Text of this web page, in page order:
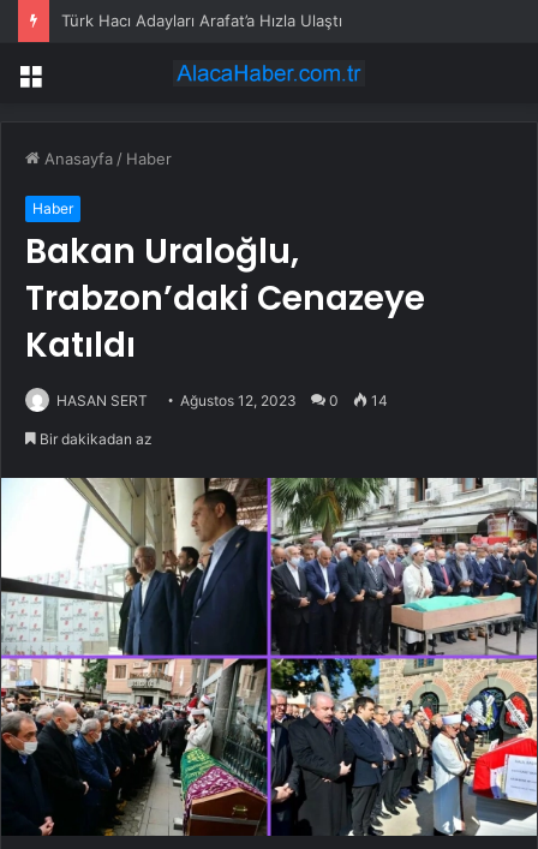
Türk Hacı Adayları Arafat’a Hızla Ulaştı
Menü
Anasayfa / Haber
Haber
Bakan Uraloğlu,
Trabzon’daki Cenazeye
Katıldı
HASAN SERT Ağustos 12, 2023 0 14
Bir dakikadan az